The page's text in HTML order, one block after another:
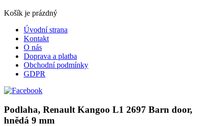
Košík je prázdný
Úvodní strana
Kontakt
O nás
Doprava a platba
Obchodní podmínky
GDPR
Podlaha, Renault Kangoo L1 2697 Barn door,
hnědá 9 mm